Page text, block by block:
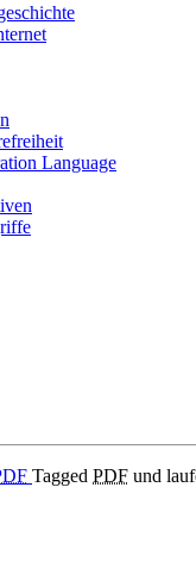
Language
Tagged PDF und